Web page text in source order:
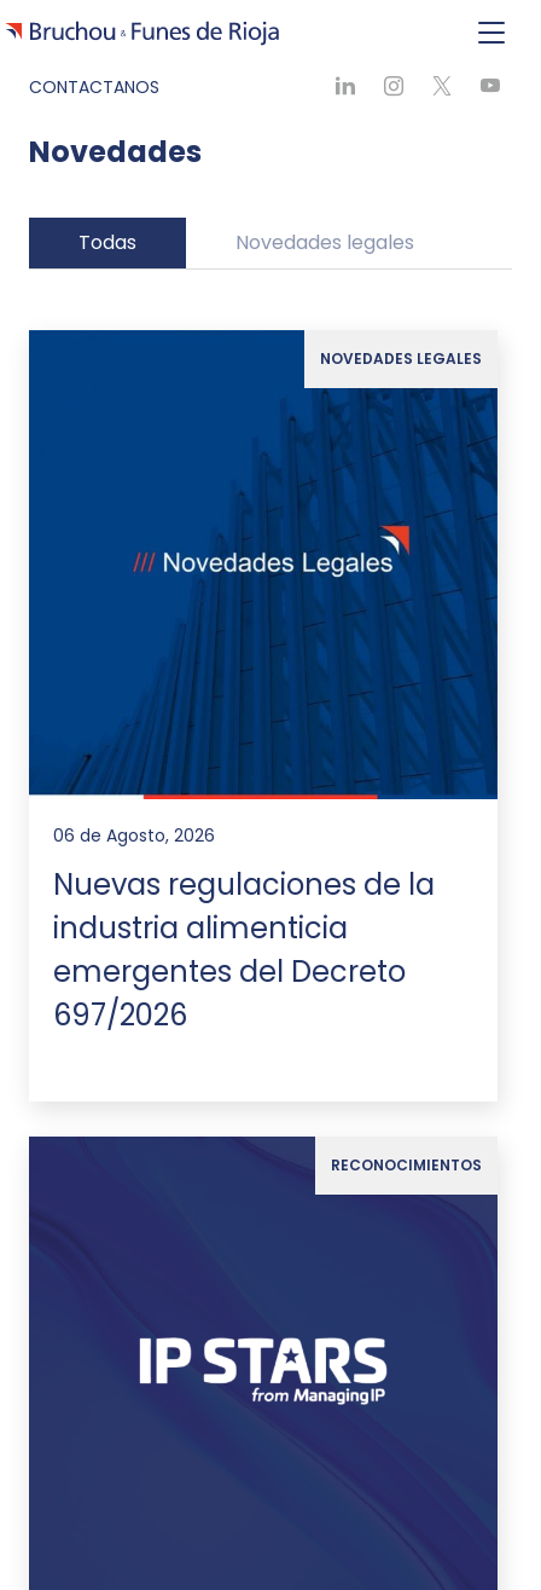
CONTACTANOS
Novedades
Todas Novedades legales
NOVEDADES LEGALES
06 de Agosto, 2026
Nuevas regulaciones de la
industria alimenticia
emergentes del Decreto
697/2026
RECONOCIMIENTOS